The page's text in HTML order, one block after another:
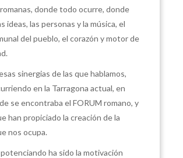
donde todo ocurre, donde
ideas, las personas y la música, el
del pueblo, el corazón y motor de
sinergias de las que hablamos,
en la Tarragona actual, en
se encontraba el FORUM romano, y
han propiciado la creación de la
nos ocupa.
ha sido la motivación